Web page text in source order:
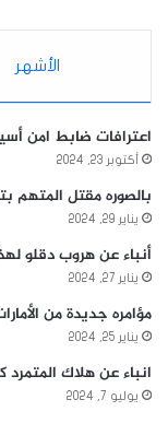
الأشهر
اعترافات ضابط امن
أكتوبر 23, 2024
بالصوره مقتل المتهم
يناير 29, 2024
أنباء عن هروب دقلو
يناير 27, 2024
مؤامره جديدة من
يناير 25, 2024
انباء عن هلاك المتمرد
يوليو 7, 2024